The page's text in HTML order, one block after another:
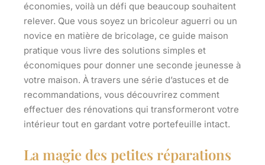
économies, voilà un défi que beaucoup souhaitent
relever. Que vous soyez un bricoleur aguerri ou un
novice en matière de bricolage, ce guide maison
pratique vous livre des solutions simples et
économiques pour donner une seconde jeunesse à
votre maison. À travers une série d’astuces et de
recommandations, vous découvrirez comment
effectuer des rénovations qui transformeront votre
intérieur tout en gardant votre portefeuille intact.
La magie des petites réparations